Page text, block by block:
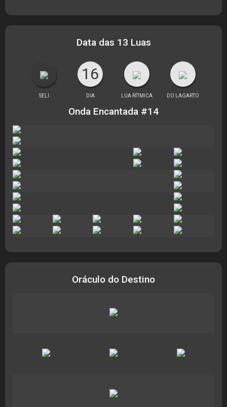
Data das 13 Luas
16
SELI DIA LUA RÍTMICA DO LAGARTO
Onda Encantada #14
Oráculo do Destino